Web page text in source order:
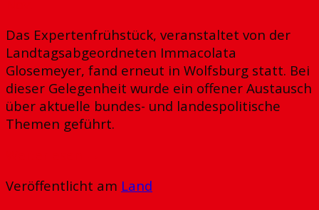
Das Expertenfrühstück, veranstaltet von der
Landtagsabgeordneten Immacolata
Glosemeyer, fand erneut in Wolfsburg statt. Bei
dieser Gelegenheit wurde ein offener Austausch
über aktuelle bundes- und landespolitische
Themen geführt.
Veröffentlicht am Land